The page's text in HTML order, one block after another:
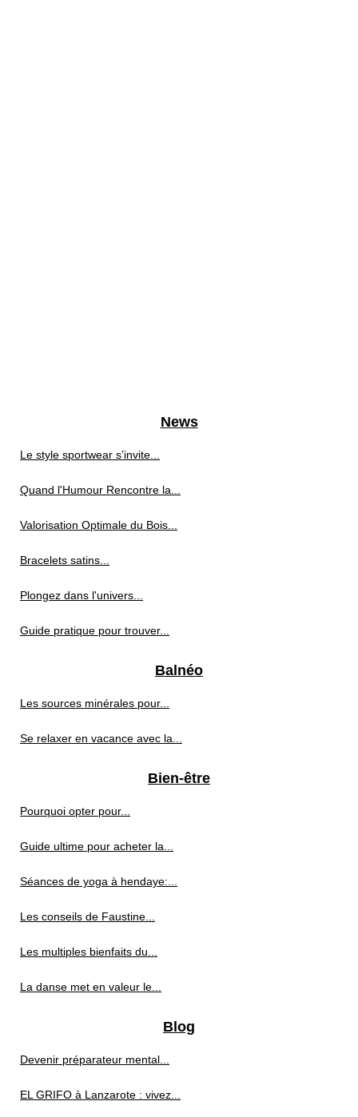
News
Le style sportwear s’invite...
Quand l'Humour Rencontre la...
Valorisation Optimale du Bois...
Bracelets satins...
Plongez dans l'univers...
Guide pratique pour trouver...
Balnéo
Les sources minérales pour...
Se relaxer en vacance avec la...
Bien-être
Pourquoi opter pour...
Guide ultime pour acheter la...
Séances de yoga à hendaye:...
Les conseils de Faustine...
Les multiples bienfaits du...
La danse met en valeur le...
Blog
Devenir préparateur mental...
EL GRIFO à Lanzarote : vivez...